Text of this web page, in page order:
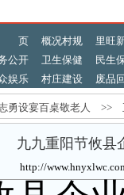
页 概况村规
里旺
公开
卫生保健
民生
娱乐
村庄建设 废品
勇设宴百桌敬老人 >>
九九重阳节攸县
http://